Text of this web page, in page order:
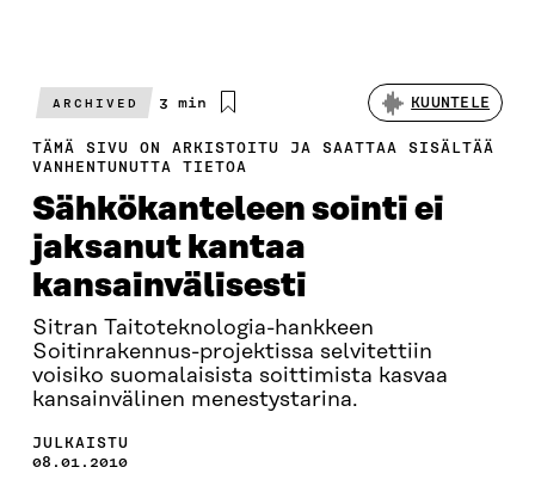
ARCHIVED
Arvioitu
3 min KUUNTELE
TÄMÄ SIVU ON ARKISTOITU JA SAATTAA SISÄLTÄÄ
VANHENTUNUTTA TIETOA
Sähkökanteleen sointi ei
jaksanut kantaa
kansainvälisesti
Sitran Taitoteknologia-hankkeen
Soitinrakennus-projektissa selvitettiin
voisiko suomalaisista soittimista kasvaa
kansainvälinen menestystarina.
JULKAISTU
08.01.2010